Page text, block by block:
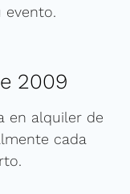
evento.
2009
en alquiler de
cada